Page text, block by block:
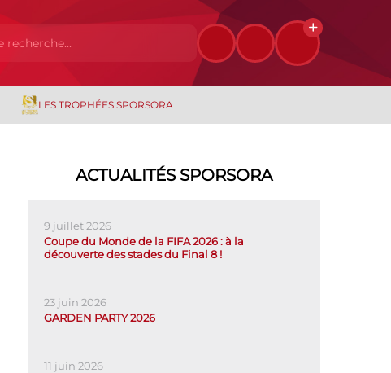
LES TROPHÉES SPORSORA
ACTUALITÉS SPORSORA
9 juillet 2026
Coupe du Monde de la FIFA 2026 : à la
découverte des stades du Final 8 !
23 juin 2026
GARDEN PARTY 2026
11 juin 2026